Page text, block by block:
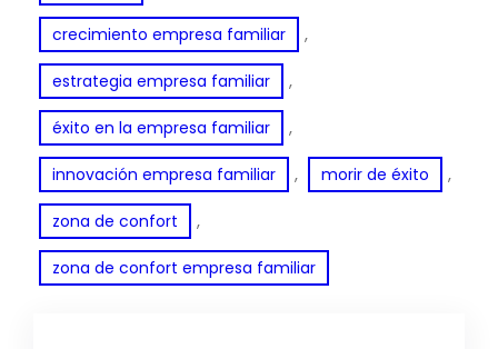
crecimiento empresa familiar ,
estrategia empresa familiar ,
éxito en la empresa familiar ,
innovación empresa familiar , morir de éxito ,
zona de confort ,
zona de confort empresa familiar